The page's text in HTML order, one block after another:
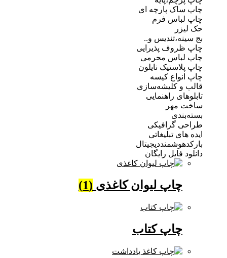
پارچه ای
فرم
و..
پذیرایی
محرمی
نایلون
کیسه
کلیشه‌سازی
راهنمایی
گرافیکی
تبلیغاتی
فایل رایگان
چاپ لیوان کاغذی(1)
چاپ کتاب